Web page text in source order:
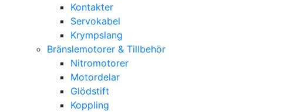
Kontakter
Servokabel
Krympslang
Bränslemotorer & Tillbehör
Nitromotorer
Motordelar
Glödstift
Koppling